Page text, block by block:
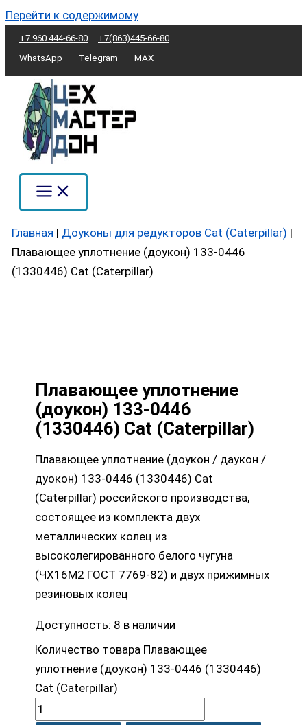
Перейти к содержимому
+7 960 444-66-80
+7(863)445-66-80
WhatsApp
Telegram MAX
Главная | Доуконы для редукторов Cat (Caterpillar) |
Плавающее уплотнение (доукон) 133-0446
(1330446) Cat (Caterpillar)
Плавающее уплотнение
(доукон) 133-0446
(1330446) Cat (Caterpillar)
Плавающее уплотнение (доукон / даукон /
дуокон) 133-0446 (1330446) Cat
(Caterpillar) российского производства,
состоящее из комплекта двух
металлических колец из
высоколегированного белого чугуна
(ЧХ16М2 ГОСТ 7769-82) и двух прижимных
резиновых колец
Доступность: 8 в наличии
Количество товара Плавающее
уплотнение (доукон) 133-0446 (1330446)
Cat (Caterpillar)